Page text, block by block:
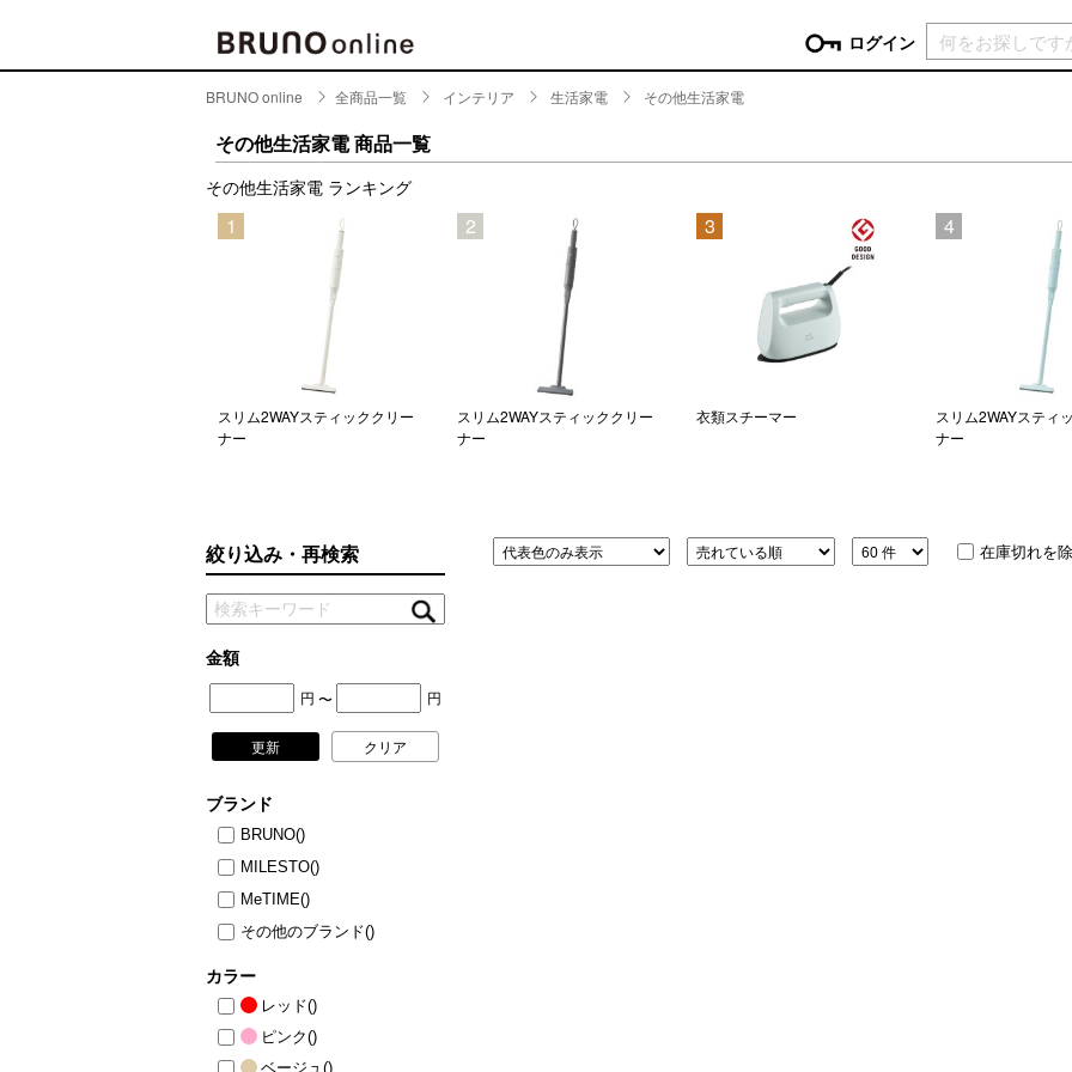
ログイン
パスワードをお忘れの方はこちら＞
新規会員登録
現在
BRAND
BRUNO
CONTENTS
ニュース
キッチン家電
キッチンツール
キッチンファブリック
時計
生活家電
家具・収納
ファブリック
ピクニックアイテム
ランチボックス・弁当箱
スキンケア・フェイスケア
BRUNO online 全商品一覧 インテリア 生活家電 その他生活家電
その他生活家電 商品一覧
その他生活家電 ランキング
1
スリム2WAYスティッククリー
ナー
2
スリム2WAYスティッククリー
ナー
3
衣類スチーマー
4
スリム2WAYスティ
ナー
絞り込み・再検索
金額
円 〜 円
更新 クリア
ブランド
BRUNO()
MILESTO()
MeTIME()
その他のブランド()
カラー
レッド()
ピンク()
ベージュ()
在庫切れを除